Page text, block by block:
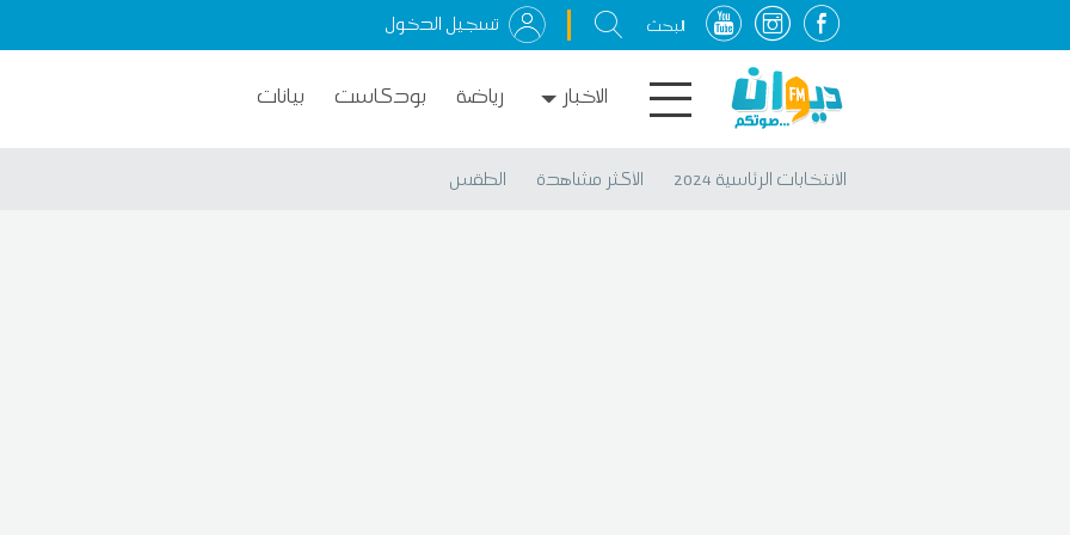
تسجيل الدخول
الاخبار رياضة بودكاست بيانات
الانتخابات الرئاسية 2024 الأكثر مشاهدة الطقس